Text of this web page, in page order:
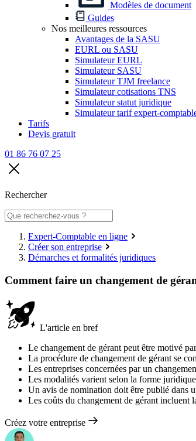
Modèles de document
Guides
Nos meilleures ressources
Avantages de la SASU
EURL ou SASU
Simulateur EURL
Simulateur SASU
Simulateur TJM freelance
Simulateur cotisations TNS
Simulateur statut juridique
Simulateur tarif expert-
Tarifs
Devis gratuit
01 86 76 07 25
Rechercher
Expert-Comptable en ligne
Créer son entreprise
Démarches et formalités juridiques
Comment faire un changement de
L'article en bref
Le changement de gérant peut être motivé
La procédure de changement de gérant se
Les entreprises concernées par un
Les modalités varient selon la forme
Un avis de nomination doit être publié dans
Les coûts du changement de gérant incluent
Créez votre entreprise